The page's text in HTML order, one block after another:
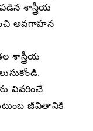
శాస్త్రీయ
అవగాహన
శాస్త్రీయ
వివరించే
జీవితానికి